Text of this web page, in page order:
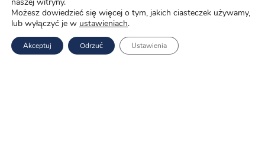
O nas
Oferty pracy
Możesz dowiedzieć się więcej o tym, jakich ciasteczek używamy,
lub wyłączyć je w ustawieniach.
Akceptuj Odrzuć Ustawienia